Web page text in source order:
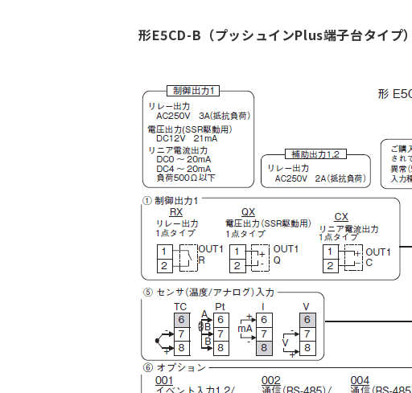
形E5CD-B（プッシュインPlus端子台タイプ）